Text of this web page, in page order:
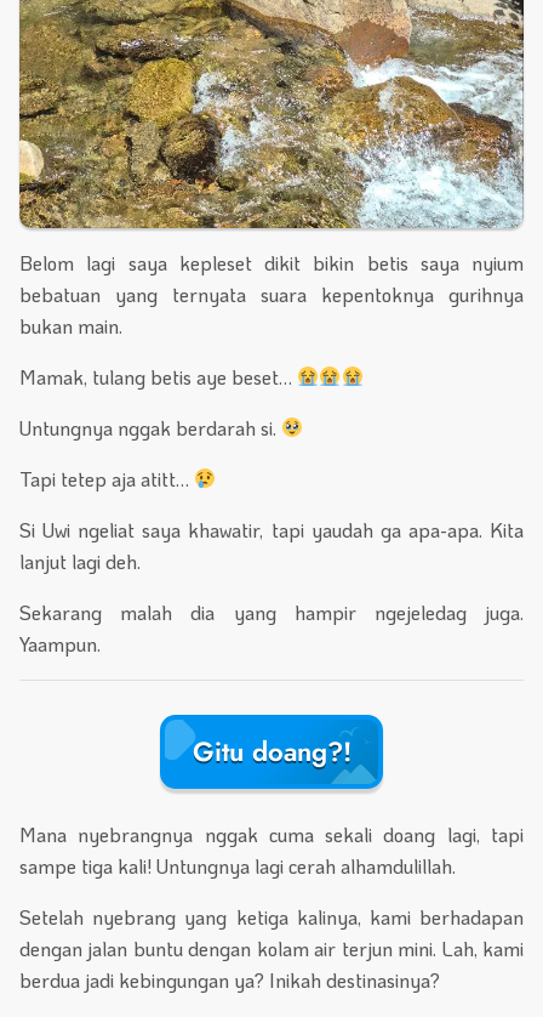
Belom lagi saya kepleset dikit bikin betis saya nyium
bebatuan yang ternyata suara kepentoknya gurihnya
bukan main.
Mamak, tulang betis aye beset…
Untungnya nggak berdarah si.
Tapi tetep aja atitt…
Si Uwi ngeliat saya khawatir, tapi yaudah ga apa-apa. Kita
lanjut lagi deh.
Sekarang malah dia yang hampir ngejeledag juga.
Yaampun.
Gitu doang?!
Mana nyebrangnya nggak cuma sekali doang lagi, tapi
sampe tiga kali! Untungnya lagi cerah alhamdulillah.
Setelah nyebrang yang ketiga kalinya, kami berhadapan
dengan jalan buntu dengan kolam air terjun mini. Lah, kami
berdua jadi kebingungan ya? Inikah destinasinya?